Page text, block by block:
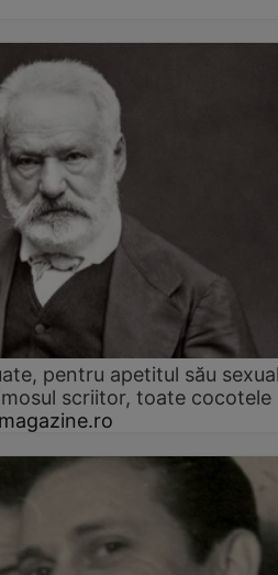
pentru apetitul său
scriitor, toate cocotele